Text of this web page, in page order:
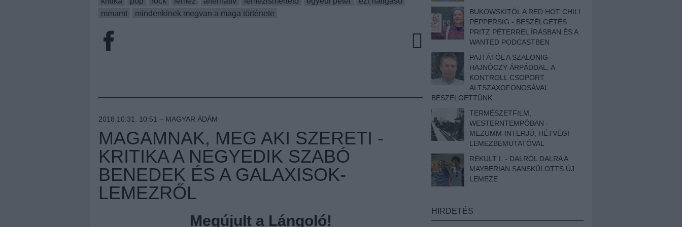
mmamt
mindenkinek megvan a maga története
2018.10.31. 10:51 – MAGYAR ÁDÁM
MAGAMNAK, MEG AKI SZERETI -
KRITIKA A NEGYEDIK SZABÓ
BENEDEK ÉS A GALAXISOK-
LEMEZRŐL
Megújult a Lángoló!
BUKOWSKITÓL A RED HOT CHILI
PEPPERSIG - BESZÉLGETÉS
PRITZ PÉTERREL ÍRÁSBAN ÉS A
WANTED PODCASTBEN
PAJTÁTÓL A SZALONIG –
HAJNÓCZY ÁRPÁDDAL, A
KONTROLL CSOPORT
ALTSZAXOFONOSÁVAL
BESZÉLGETTÜNK
TERMÉSZETFILM,
WESTERNTEMPÓBAN -
MEZUMM-INTERJÚ, HÉTVÉGI
LEMEZBEMUTATÓVAL
REKULT I. - DALRÓL DALRA A
MAYBERIAN SANSKÜLOTTS ÚJ
LEMEZE
HIRDETÉS